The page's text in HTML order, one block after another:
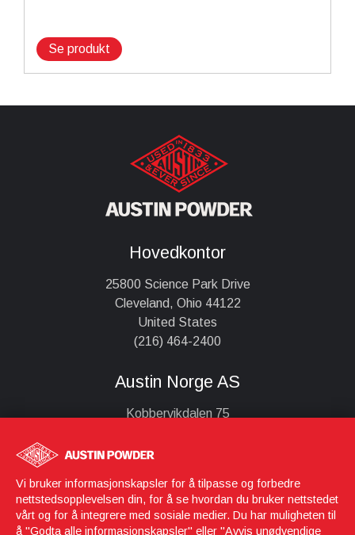
Se produkt
Vi bruker informasjonskapsler for å tilpasse og forbedre
nettstedsopplevelsen din, for å se hvordan du bruker nettstedet
vårt og for å integrere med sosiale medier. Du har muligheten til
å "Godta alle informasjonskapsler" eller "Avvis unødvendige
Hovedkontor
25800 Science Park Drive
Cleveland, Ohio 44122
United States
(216) 464-2400
Austin Norge AS
Kobbervikdalen 75
post@austin.no eller ved faktura bruk faktura@austin.no